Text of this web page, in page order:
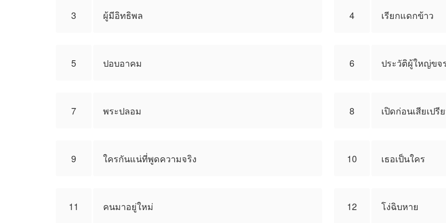
3 ผู้มีอิทธิพล 4 เรียกแดกข้าว
5 ปอบอาคม 6 ประวัติ​ผู้ใหญ่ขจ
7 พระปลอม 8 เปิดก่อนเสียเปรี
9 ใครกันแน่ที่พูดความจริง 10 เธอเป็นใคร
11 คนมาอยู่ใหม่ 12 โง่ฉิบหาย